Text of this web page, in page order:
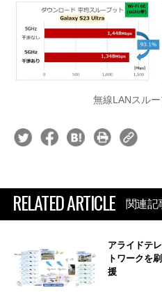
無線LANスル
RELATED ARTICLE 関連記
アライドテ
トワークを
援